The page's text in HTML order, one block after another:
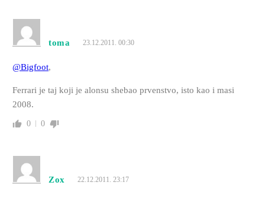
toma 23.12.2011. 00:30
@Bigfoot,
Ferrari je taj koji je alonsu shebao prvenstvo, isto kao i masi
2008.
0 0
Zox 22.12.2011. 23:17